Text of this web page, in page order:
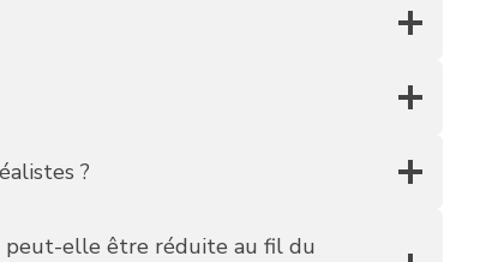
?
peut-elle être réduite au fil du